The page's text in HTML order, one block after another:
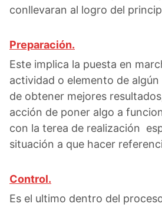
conllevaran al logro del
Preparación.
Este implica la puesta en
actividad o elemento de
de obtener mejores
acción de poner algo a
con la terea de realización
situación a que hacer
Control.
Es el ultimo dentro del